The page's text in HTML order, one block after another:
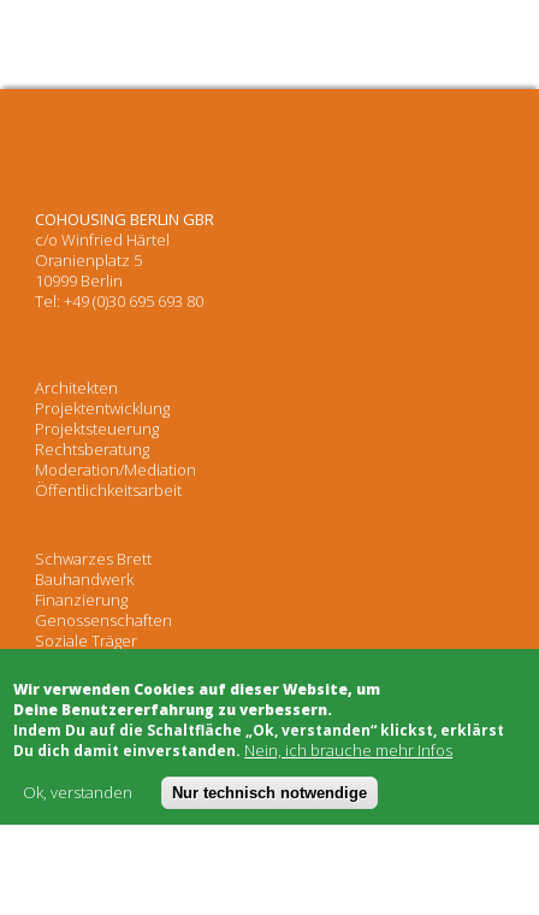
COHOUSING BERLIN GBR
c/o Winfried Härtel
Oranienplatz 5
10999 Berlin
Tel: +49 (0)30 695 693 80
Architekten
Projektentwicklung
Projektsteuerung
Rechtsberatung
Moderation/Mediation
Öffentlichkeitsarbeit
Schwarzes Brett
Bauhandwerk
Finanzierung
Genossenschaften
Soziale Träger
Worum geht's
AGB
FAQ
Impressum
Wir verwenden Cookies auf dieser Website, um
Deine Benutzererfahrung zu verbessern.
​Indem Du auf die Schaltfläche „Ok, verstanden“ klickst, erklärst
Du dich damit einverstanden. Nein, ich brauche mehr Infos
Ok, verstanden
Nur technisch notwendige